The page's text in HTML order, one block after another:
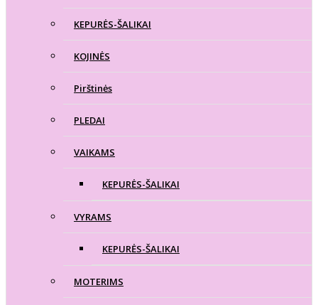
KEPURĖS-ŠALIKAI
KOJINĖS
Pirštinės
PLEDAI
VAIKAMS
KEPURĖS-ŠALIKAI
VYRAMS
KEPURĖS-ŠALIKAI
MOTERIMS